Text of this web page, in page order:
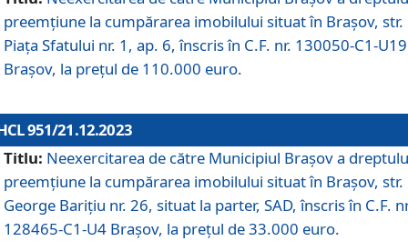
preemțiune la cumpărarea imobilului situat în Brașov, str.
Piața Sfatului nr. 1, ap. 6, înscris în C.F. nr. 130050-C1-U19
Brașov, la prețul de 110.000 euro.
951/21.12.2023
Titlu: Neexercitarea de către Municipiul Brașov a
preemțiune la cumpărarea imobilului situat în Brașov, str.
George Barițiu nr. 26, situat la parter, SAD, înscris în C.F.
128465-C1-U4 Brașov, la prețul de 33.000 euro.